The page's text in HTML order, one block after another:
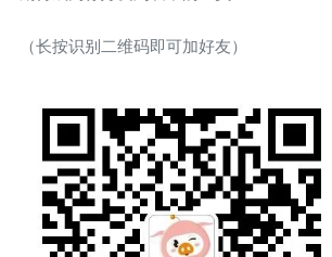
（长按识别二维码即可加好友）